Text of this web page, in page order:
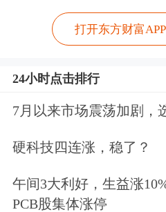
3.82%， 浦发银行年
现不同程度的回调。
业绩仍保持稳健增长
打开东方财富
24小时点击排行
7月以来市场震荡加剧，
硬科技四连涨，稳了？
午间3大利好，生益涨
PCB股集体涨停